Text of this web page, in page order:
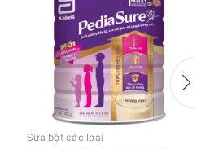
Sữa bột các loại